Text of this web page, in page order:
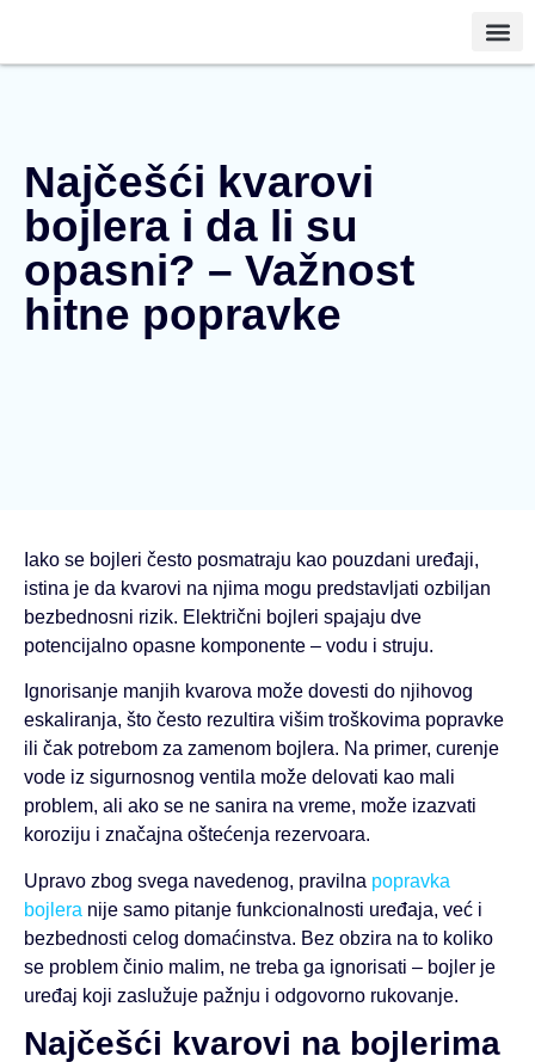
Najčešći kvarovi
bojlera i da li su
opasni? – Važnost
hitne popravke
Iako se bojleri često posmatraju kao pouzdani uređaji,
istina je da kvarovi na njima mogu predstavljati ozbiljan
bezbednosni rizik. Električni bojleri spajaju dve
potencijalno opasne komponente – vodu i struju.
Ignorisanje manjih kvarova može dovesti do njihovog
eskaliranja, što često rezultira višim troškovima popravke
ili čak potrebom za zamenom bojlera. Na primer, curenje
vode iz sigurnosnog ventila može delovati kao mali
problem, ali ako se ne sanira na vreme, može izazvati
koroziju i značajna oštećenja rezervoara.
Upravo zbog svega navedenog, pravilna popravka
bojlera nije samo pitanje funkcionalnosti uređaja, već i
bezbednosti celog domaćinstva. Bez obzira na to koliko
se problem činio malim, ne treba ga ignorisati – bojler je
uređaj koji zaslužuje pažnju i odgovorno rukovanje.
Najčešći kvarovi na bojlerima